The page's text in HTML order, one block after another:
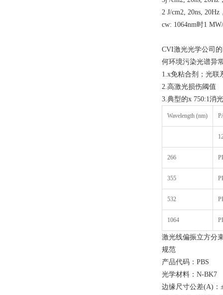
2 J/cm2, 20ns, 20Hz
cw: 1064nm时1
CVI激光光学公司
何环境污染光谱异
1.x免粘合剂；光联
2.高激光损伤阈值
3.典型的x 750:1消
Wavelength (nm)
266
355
532
1064
激光线偏振立方分
规范
产品代码：PBS
光学材料：N-BK7
边缘尺寸公差(A)：